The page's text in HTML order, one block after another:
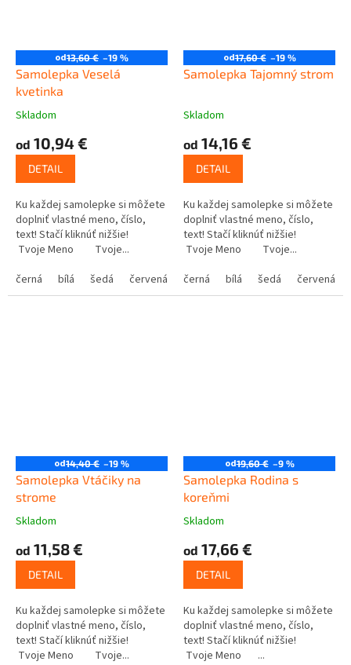
od13,60 € –19 %
Samolepka Veselá
kvetinka
Skladom
od 10,94 €
DETAIL
Ku každej samolepke si môžete
doplniť vlastné meno, číslo,
text! Stačí kliknúť nižšie!
Tvoje Meno Tvoje...
černá
bílá šedá červená modrá žlutá zelená růžová
od17,60 € –19 %
Samolepka Tajomný strom
Skladom
od 14,16 €
DETAIL
Ku každej samolepke si môžete
doplniť vlastné meno, číslo,
text! Stačí kliknúť nižšie!
Tvoje Meno Tvoje...
černá
bílá šedá červená
od14,40 € –19 %
Samolepka Vtáčiky na
strome
Skladom
od 11,58 €
DETAIL
Ku každej samolepke si môžete
doplniť vlastné meno, číslo,
text! Stačí kliknúť nižšie!
Tvoje Meno Tvoje...
od19,60 € –9 %
Samolepka Rodina s
koreňmi
Skladom
od 17,66 €
DETAIL
Ku každej samolepke si môžete
doplniť vlastné meno, číslo,
text! Stačí kliknúť nižšie!
Tvoje Meno ...